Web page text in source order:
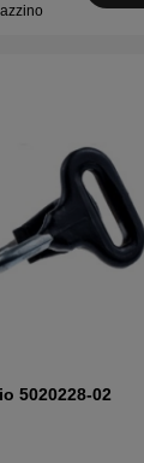
5020228-02